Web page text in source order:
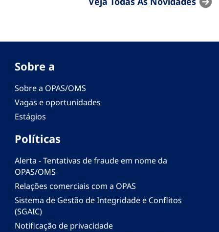
Sobre a
Sobre a OPAS/OMS
Vagas e oportunidades
Estágios
Políticas
Alerta - Tentativas de fraude em nome da
OPAS/OMS
Relações comerciais com a OPAS
Sistema de Gestão de Integridade e Conflitos
(SGAIC)
Notificação de privacidade